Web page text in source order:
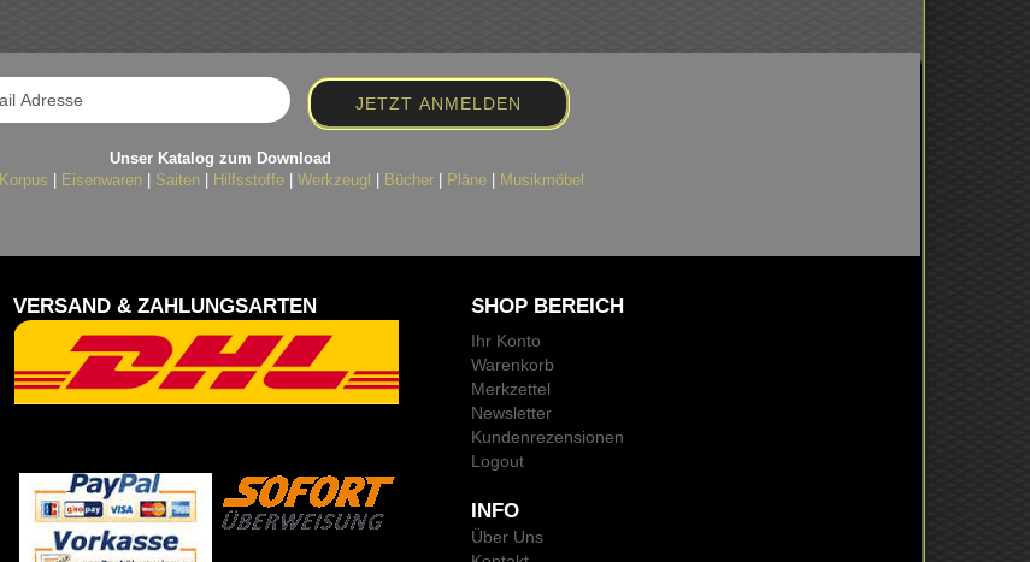
Unser Katalog zum Download
Korpus Eisenwaren Saiten Hilfsstoffe Werkzeugl Bücher Pläne Musikmöbel
VERSAND & ZAHLUNGSARTEN SHOP BEREICH
Ihr Konto
Warenkorb
Merkzettel
Newsletter
Kundenrezensionen
Logout
INFO
Über Uns